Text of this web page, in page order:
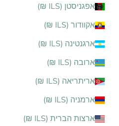
אפגניסטן (ILS ₪)
אקוודור (ILS ₪)
ארגנטינה (ILS ₪)
ארובה (ILS ₪)
אריתריאה (ILS ₪)
ארמניה (ILS ₪)
ארצות הברית (ILS ₪)